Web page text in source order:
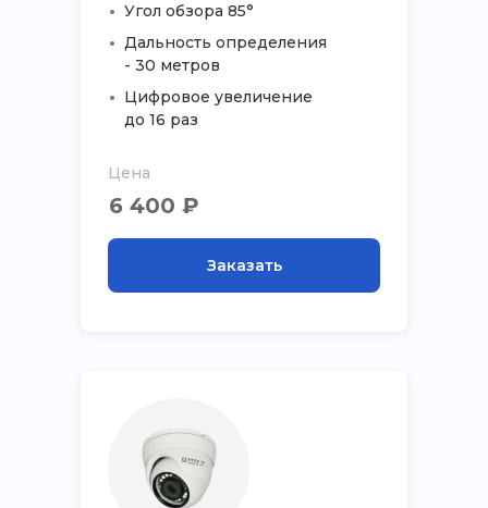
Заказать
Угол обзора 85°
Дальность определения
- 30 метров
Цифровое увеличение
до 16 раз
6 400 ₽
Цена